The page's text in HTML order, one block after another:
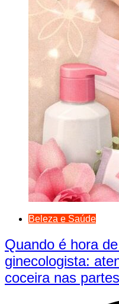
Beleza e Saúde
Quando é hora
ginecologista:
coceira nas